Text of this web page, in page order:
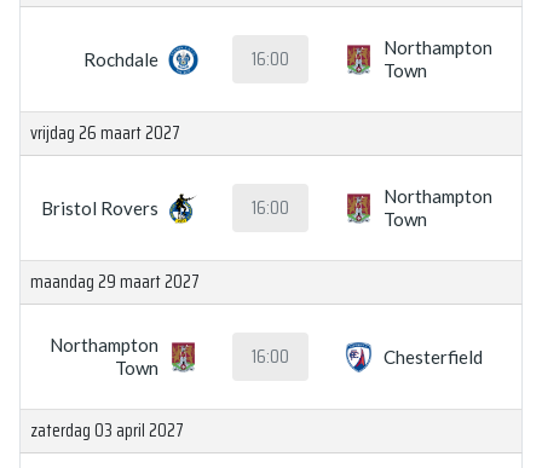
Rochdale 16:00
Northampton
Town
vrijdag 26 maart 2027
Bristol Rovers 16:00
Northampton
Town
maandag 29 maart 2027
Northampton
Town
16:00 Chesterfield
zaterdag 03 april 2027